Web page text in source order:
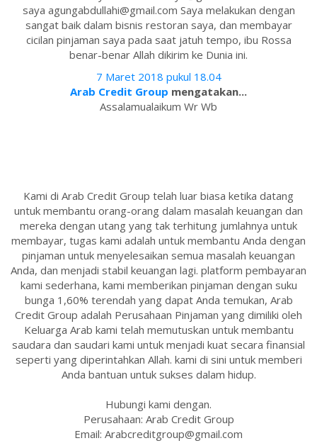
saya agungabdullahi@gmail.com Saya melakukan dengan
sangat baik dalam bisnis restoran saya, dan membayar
cicilan pinjaman saya pada saat jatuh tempo, ibu Rossa
benar-benar Allah dikirim ke Dunia ini.
7 Maret 2018 pukul 18.04
Arab Credit Group mengatakan...
Assalamualaikum Wr Wb
Kami di Arab Credit Group telah luar biasa ketika datang
untuk membantu orang-orang dalam masalah keuangan dan
mereka dengan utang yang tak terhitung jumlahnya untuk
membayar, tugas kami adalah untuk membantu Anda dengan
pinjaman untuk menyelesaikan semua masalah keuangan
Anda, dan menjadi stabil keuangan lagi. platform pembayaran
kami sederhana, kami memberikan pinjaman dengan suku
bunga 1,60% terendah yang dapat Anda temukan, Arab
Credit Group adalah Perusahaan Pinjaman yang dimiliki oleh
Keluarga Arab kami telah memutuskan untuk membantu
saudara dan saudari kami untuk menjadi kuat secara finansial
seperti yang diperintahkan Allah. kami di sini untuk memberi
Anda bantuan untuk sukses dalam hidup.
Hubungi kami dengan.
Perusahaan: Arab Credit Group
Email: Arabcreditgroup@gmail.com